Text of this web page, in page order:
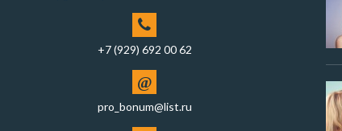
+7 (929) 692 00 62
@
pro_bonum@list.ru